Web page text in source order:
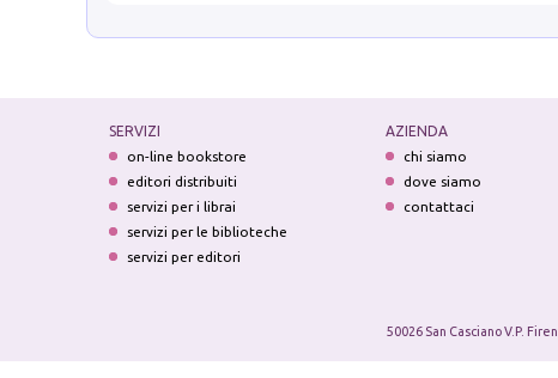
SERVIZI
on-line bookstore
editori distribuiti
servizi per i librai
servizi per le biblioteche
servizi per editori
AZIENDA
chi siamo
dove siamo
contattaci
50026 San Casciano V.P.